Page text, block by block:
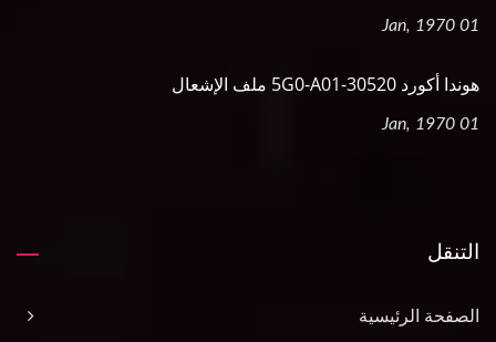
01 Jan, 1970
هوندا أكورد 30520-5G0-A01 ملف الإشعال
01 Jan, 1970
التنقل
الصفحة الرئيسية